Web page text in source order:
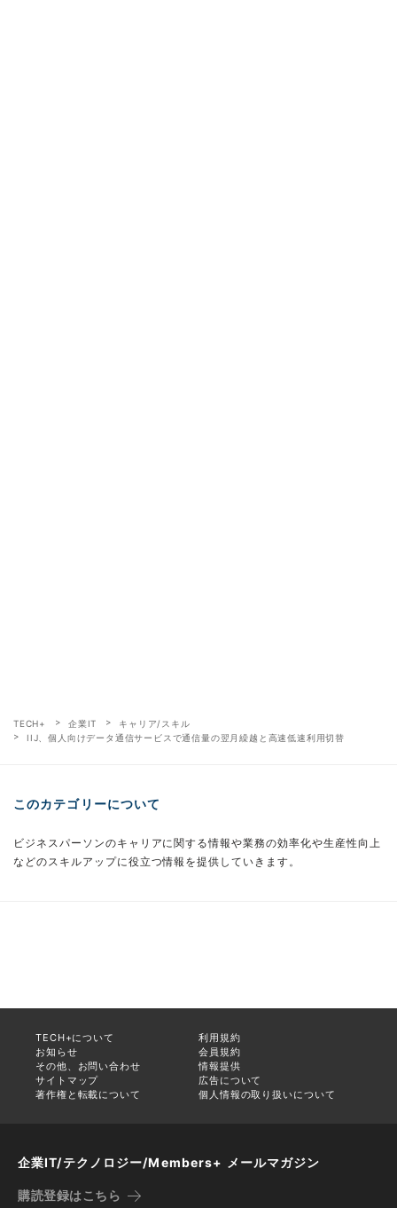
TECH+ 企業IT
キャリア/スキル
IIJ、個人向けデータ通信サービスで通信量の翌月繰越と高速低速利用切替
このカテゴリーについて
ビジネスパーソンのキャリアに関する情報や業務の効率化や生産性向上
などのスキルアップに役立つ情報を提供していきます。
TECH+について
利用規約
お知らせ
会員規約
その他、お問い合わせ
情報提供
サイトマップ
広告について
著作権と転載について
個人情報の取り扱いについて
企業IT/テクノロジー/Members+ メールマガジン
購読登録はこちら